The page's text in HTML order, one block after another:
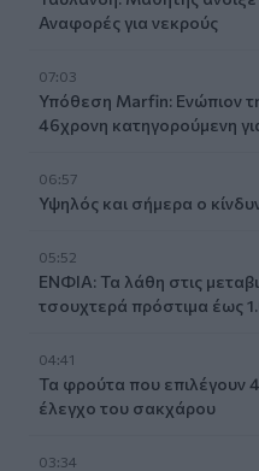
Αναφορές για νεκρούς
07:03
Υπόθεση Marfin: Ενώπιον
46χρονη κατηγορούμενη
06:57
Υψηλός και σήμερα ο
05:52
ΕΝΦΙΑ: Τα λάθη στις
τσουχτερά πρόστιμα έως
04:41
Τα φρούτα που επιλέγουν
έλεγχο του σακχάρου
03:34